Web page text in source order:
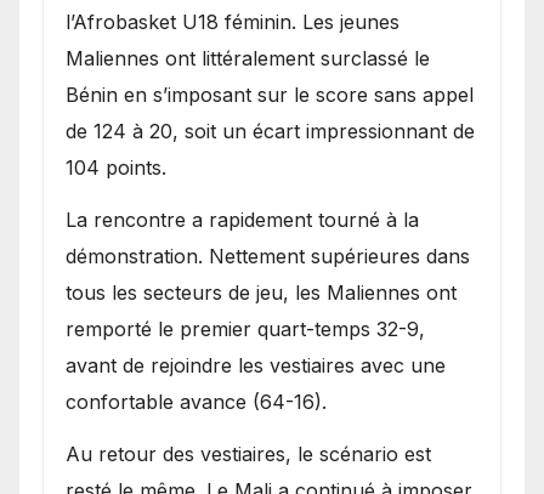
l’Afrobasket U18 féminin. Les jeunes
Maliennes ont littéralement surclassé le
Bénin en s’imposant sur le score sans appel
de 124 à 20, soit un écart impressionnant de
104 points.
La rencontre a rapidement tourné à la
démonstration. Nettement supérieures dans
tous les secteurs de jeu, les Maliennes ont
remporté le premier quart-temps 32-9,
avant de rejoindre les vestiaires avec une
confortable avance (64-16).
Au retour des vestiaires, le scénario est